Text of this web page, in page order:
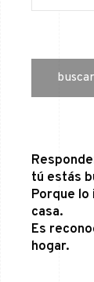
tú estás
Porque
casa.
Es
hogar.